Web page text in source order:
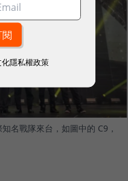
名戰隊來台，如圖中的 C9，
隱私權政策